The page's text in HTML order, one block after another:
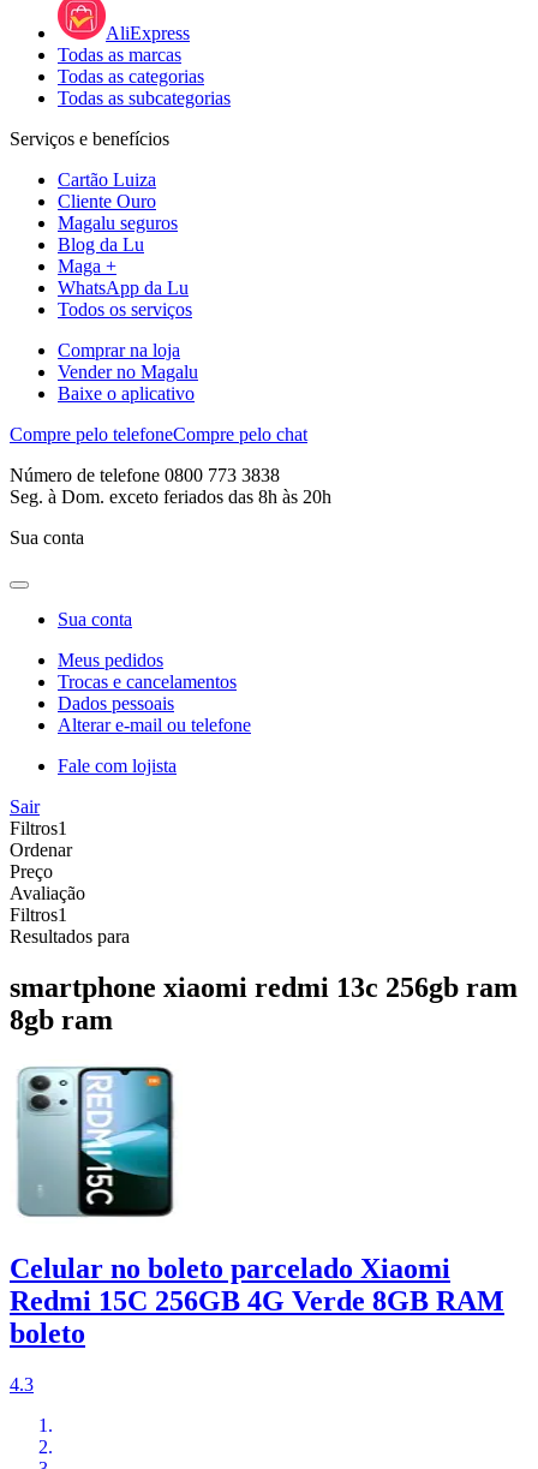
AliExpress
Todas as marcas
Todas as categorias
Todas as subcategorias
Serviços e benefícios
Cartão Luiza
Cliente Ouro
Magalu seguros
Blog da Lu
Maga +
WhatsApp da Lu
Todos os serviços
Comprar na loja
Vender no Magalu
Baixe o aplicativo
Compre pelo telefoneCompre pelo chat
Número de telefone 0800 773 3838
Seg. à Dom. exceto feriados das 8h às 20h
Sua conta
Sua conta
Meus pedidos
Trocas e cancelamentos
Dados pessoais
Alterar e-mail ou telefone
Fale com lojista
Sair
Filtros1
Ordenar
Preço
Avaliação
Filtros1
Resultados para
smartphone xiaomi redmi 13c 256gb ram
8gb ram
Celular no boleto parcelado Xiaomi
Redmi 15C 256GB 4G Verde 8GB RAM
boleto
4.3